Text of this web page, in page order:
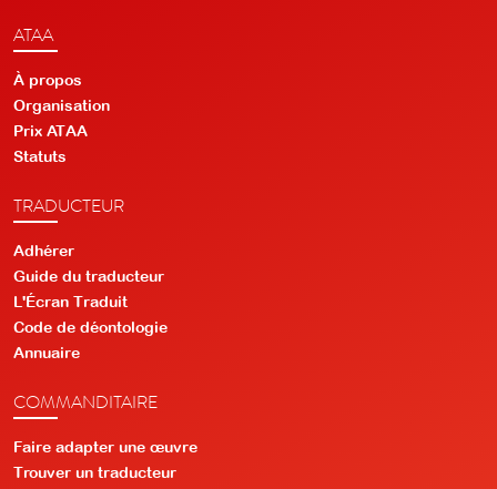
ATAA
À propos
Organisation
Prix ATAA
Statuts
TRADUCTEUR
Adhérer
Guide du traducteur
L'Écran Traduit
Code de déontologie
Annuaire
COMMANDITAIRE
Faire adapter une œuvre
Trouver un traducteur